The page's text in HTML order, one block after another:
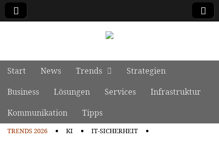
Main menu
Skip to content
Start News Trends
Strategien
Business
Lösungen Services
Infrastruktur
Kommunikation
Tipps
TRENDS 2026 KI
IT-SICHERHEIT